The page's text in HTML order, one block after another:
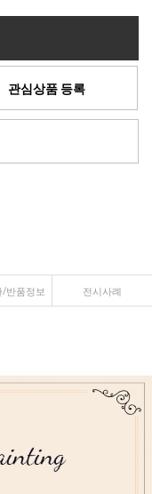
관심상품 등록
반품정보 전시사례